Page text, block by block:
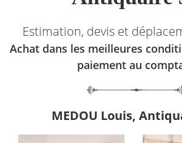
Estimation, devis et
Achat dans les meilleures
paiement au
MEDOU Louis,